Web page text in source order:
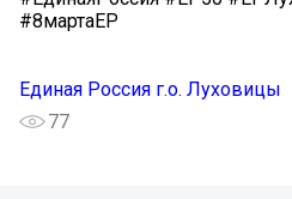
#8мартаЕР
Единая Россия г.о. Луховицы
77